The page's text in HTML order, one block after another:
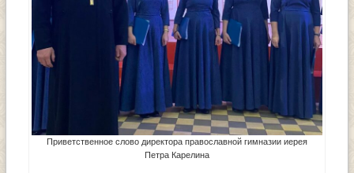
Приветственное слово директора православной гимназии иерея
Петра Карелина